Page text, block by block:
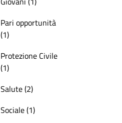
Pari opportunità
(1)
Protezione Civile
(1)
Salute (2)
Sociale (1)